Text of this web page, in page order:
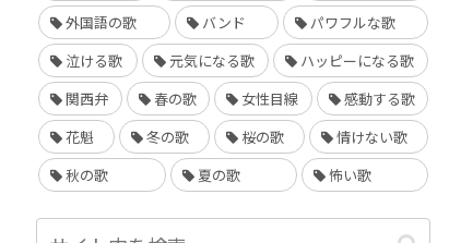
外国語の歌
バンド
パワフルな歌
泣ける歌
元気になる歌
ハッピーになる歌
関西弁
春の歌 女性目線
感動する歌
花魁
冬の歌 桜の歌
情けない歌
秋の歌
夏の歌 怖い歌